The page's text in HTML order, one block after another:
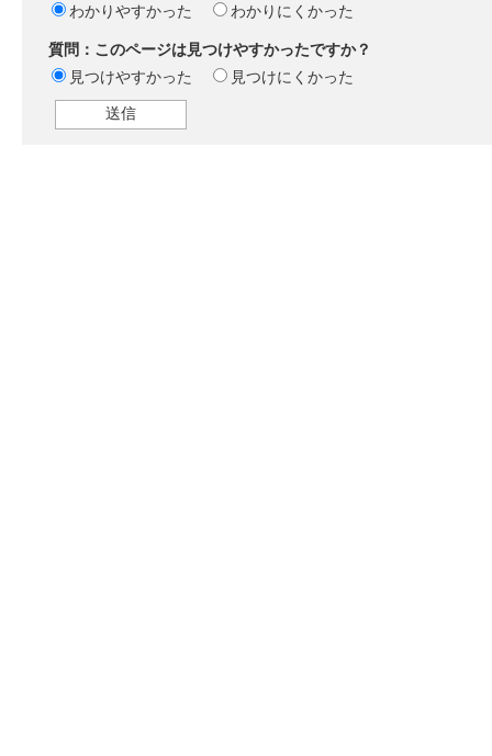
わかりやすかった
わかりにくかった
質問：このページは見つけやすかったですか？
見つけやすかった
見つけにくかった